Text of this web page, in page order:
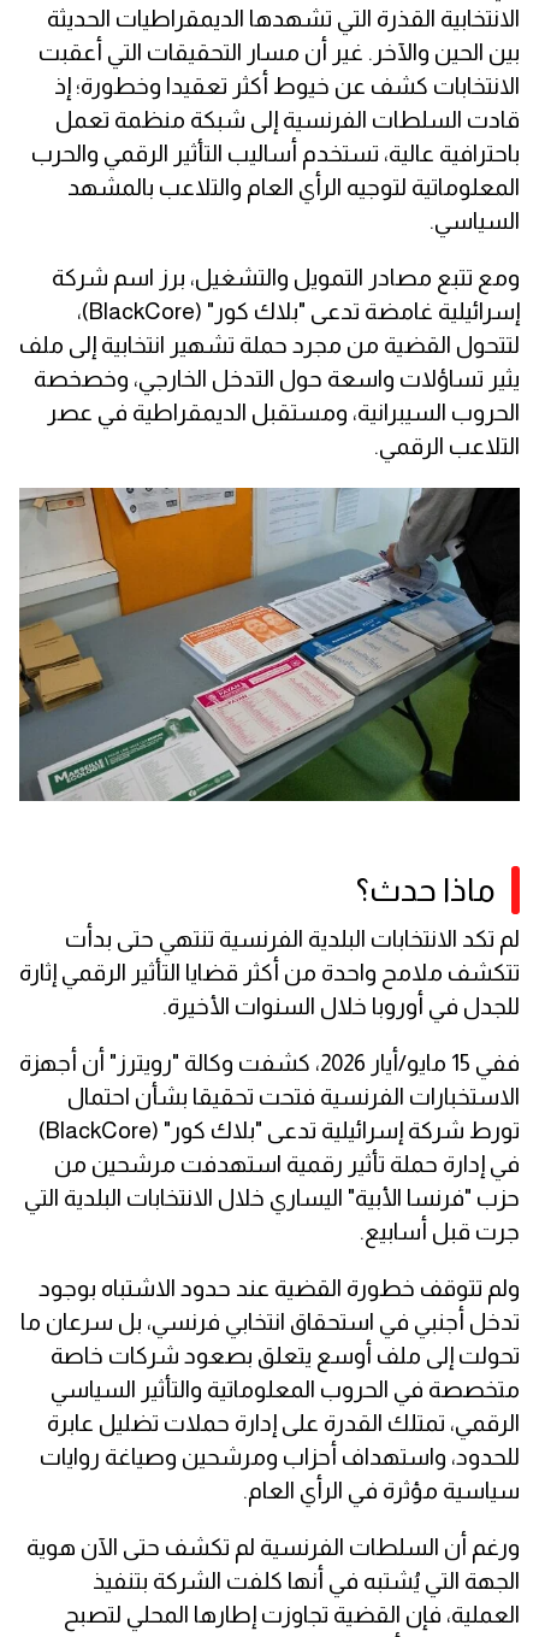
الانتخابية القذرة التي تشهدها الديمقراطيات الحديثة
بين الحين والآخر. غير أن مسار التحقيقات التي أعقبت
الانتخابات كشف عن خيوط أكثر تعقيدا وخطورة؛ إذ
قادت السلطات الفرنسية إلى شبكة منظمة تعمل
باحترافية عالية، تستخدم أساليب التأثير الرقمي والحرب
المعلوماتية لتوجيه الرأي العام والتلاعب بالمشهد
السياسي.
ومع تتبع مصادر التمويل والتشغيل، برز اسم شركة
إسرائيلية غامضة تدعى "بلاك كور" (BlackCore)،
لتتحول القضية من مجرد حملة تشهير انتخابية إلى ملف
يثير تساؤلات واسعة حول التدخل الخارجي، وخصخصة
الحروب السيبرانية، ومستقبل الديمقراطية في عصر
التلاعب الرقمي.
ماذا حدث؟
لم تكد الانتخابات البلدية الفرنسية تنتهي حتى بدأت
تتكشف ملامح واحدة من أكثر قضايا التأثير الرقمي إثارة
للجدل في أوروبا خلال السنوات الأخيرة.
ففي 15 مايو/أيار 2026، كشفت وكالة "رويترز" أن أجهزة
الاستخبارات الفرنسية فتحت تحقيقا بشأن احتمال
تورط شركة إسرائيلية تدعى "بلاك كور" (BlackCore)
في إدارة حملة تأثير رقمية استهدفت مرشحين من
حزب "فرنسا الأبية" اليساري خلال الانتخابات البلدية التي
جرت قبل أسابيع.
ولم تتوقف خطورة القضية عند حدود الاشتباه بوجود
تدخل أجنبي في استحقاق انتخابي فرنسي، بل سرعان ما
تحولت إلى ملف أوسع يتعلق بصعود شركات خاصة
متخصصة في الحروب المعلوماتية والتأثير السياسي
الرقمي، تمتلك القدرة على إدارة حملات تضليل عابرة
للحدود، واستهداف أحزاب ومرشحين وصياغة روايات
سياسية مؤثرة في الرأي العام.
ورغم أن السلطات الفرنسية لم تكشف حتى الآن هوية
الجهة التي يُشتبه في أنها كلفت الشركة بتنفيذ
العملية، فإن القضية تجاوزت إطارها المحلي لتصبح